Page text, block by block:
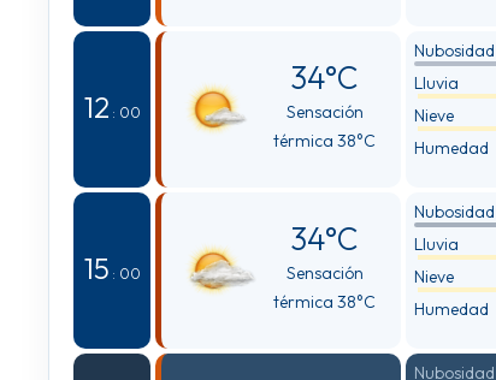
12 : 00
34°C
Sensación
térmica 38°C
Nubosidad
Lluvia
Nieve
Humedad
15 : 00
34°C
Sensación
térmica 38°C
Nubosidad
Lluvia
Nieve
Humedad
Nubosidad